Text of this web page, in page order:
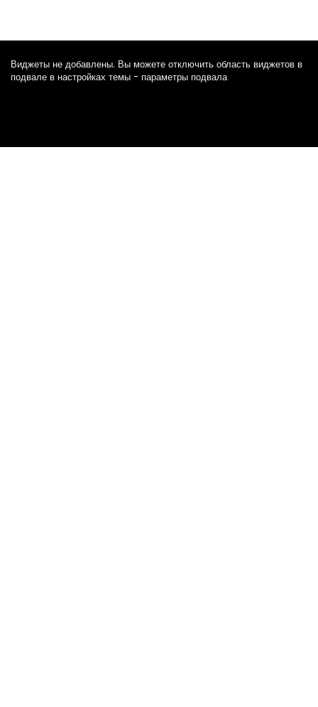
Виджеты не добавлены. Вы можете отключить область виджетов в
подвале в настройках темы - параметры подвала